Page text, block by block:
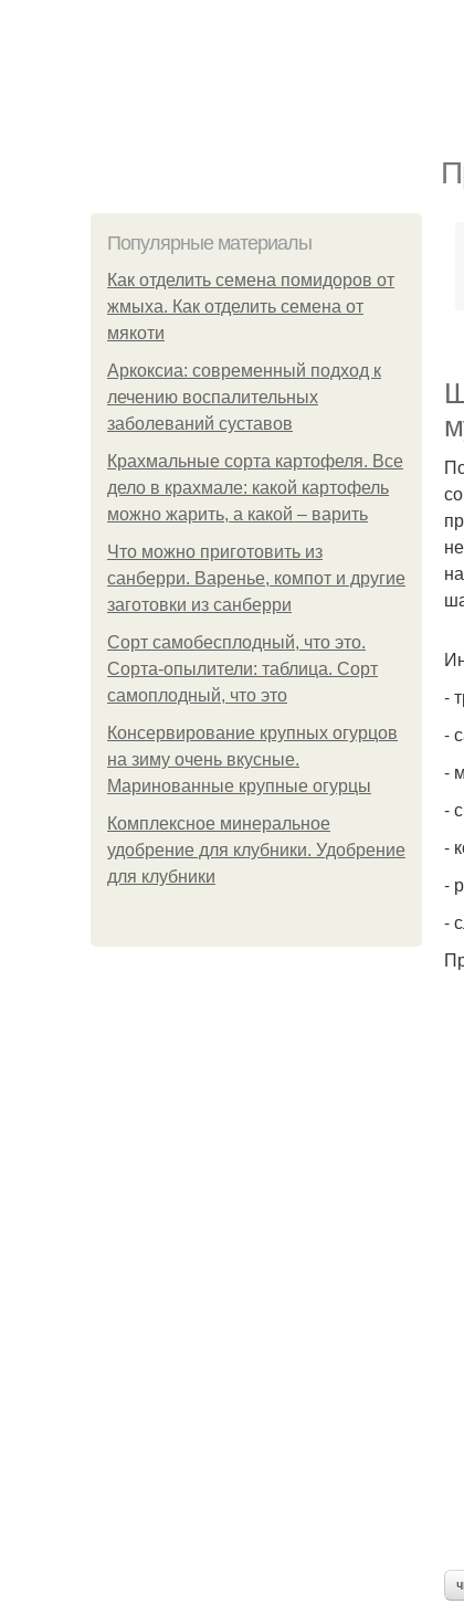
Популярные материалы
Как отделить семена помидоров от
жмыха. Как отделить семена от
мякоти
Аркоксиа: современный подход к
лечению воспалительных
заболеваний суставов
Крахмальные сорта картофеля. Все
дело в крахмале: какой картофель
можно жарить, а какой – варить
Что можно приготовить из
санберри. Варенье, компот и другие
заготовки из санберри
Сорт самобесплодный, что это.
Сорта-опылители: таблица. Сорт
самоплодный, что это
Консервирование крупных огурцов
на зиму очень вкусные.
Маринованные крупные огурцы
Комплексное минеральное
удобрение для клубники. Удобрение
для клубники
-
-
-
-
-
-
-